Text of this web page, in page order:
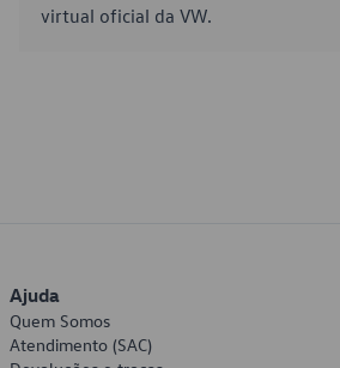
virtual oficial da VW.
Ajuda
Quem Somos
Atendimento (SAC)